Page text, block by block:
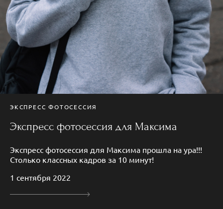
ЭКСПРЕСС ФОТОСЕССИЯ
Экспресс фотосессия для Максима
Экспресс фотосессия для Максима прошла на ура!!!
Столько классных кадров за 10 минут!
1 сентября 2022